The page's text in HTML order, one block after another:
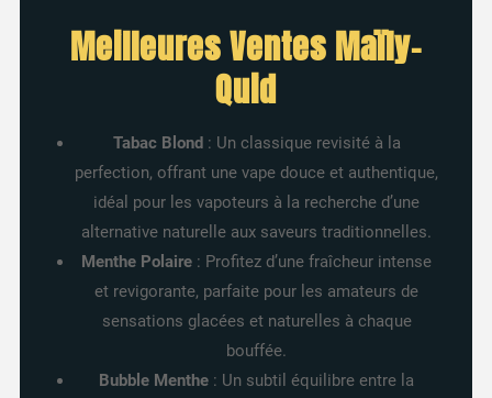
Meilleures Ventes Maïly-
Quid
Tabac Blond: Un classique revisité à la
perfection, offrant une vape douce et authentique,
idéal pour les vapoteurs à la recherche d’une
alternative naturelle aux saveurs traditionnelles.
Menthe Polaire : Profitez d’une fraîcheur intense
et revigorante, parfaite pour les amateurs de
sensations glacées et naturelles à chaque
bouffée.
Bubble Menthe : Un subtil équilibre entre la